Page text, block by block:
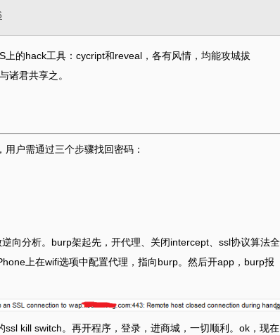
的hack工具：cycript和reveal，各有风情，均能攻城拔
诸君共享之。
户需通过三个步骤找回密码：
向分析。burp架起先，开代理、关闭intercept、ssl协议算法全
上在wifi选项中配置代理，指向burp。然后开app，burp报
kill switch。再开程序，登录，进商城，一切顺利。ok，现在